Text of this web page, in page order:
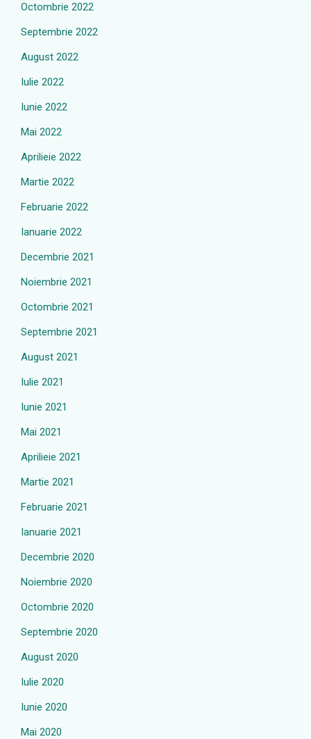
Octombrie 2022
Septembrie 2022
August 2022
Iulie 2022
Iunie 2022
Mai 2022
Aprilieie 2022
Martie 2022
Februarie 2022
Ianuarie 2022
Decembrie 2021
Noiembrie 2021
Octombrie 2021
Septembrie 2021
August 2021
Iulie 2021
Iunie 2021
Mai 2021
Aprilieie 2021
Martie 2021
Februarie 2021
Ianuarie 2021
Decembrie 2020
Noiembrie 2020
Octombrie 2020
Septembrie 2020
August 2020
Iulie 2020
Iunie 2020
Mai 2020